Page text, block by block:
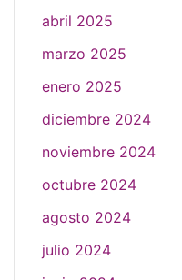
abril 2025
marzo 2025
enero 2025
diciembre 2024
noviembre 2024
octubre 2024
agosto 2024
julio 2024